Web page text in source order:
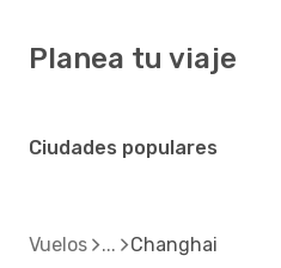
Planea tu viaje
Ciudades populares
Vuelos Changhai